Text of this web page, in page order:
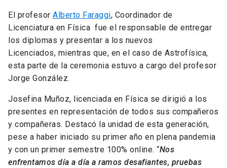
El profesor Alberto Faraggi, Coordinador de
Licenciatura en Física fue el responsable de entregar
los diplomas y presentar a los nuevos
Licenciados, mientras que, en el caso de Astrofísica,
esta parte de la ceremonia estuvo a cargo del profesor
Jorge González.
Josefina Muñoz, licenciada en Física se dirigió a los
presentes en representación de todos sus compañeros
y compañeras. Destacó la unidad de esta generación,
pese a haber iniciado su primer año en plena pandemia
y con un primer semestre 100% online. “Nos
enfrentamos día a día a ramos desafiantes, pruebas